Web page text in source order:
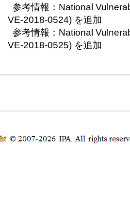
参考情報：National
VE-2018-0524) を追加
参考情報：National
VE-2018-0525) を追加